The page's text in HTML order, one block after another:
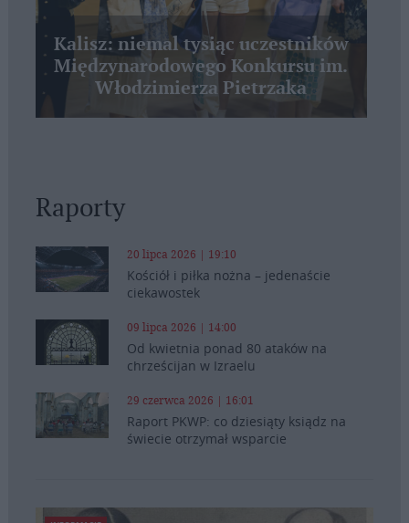
Kalisz: niemal tysiąc uczestników
Międzynarodowego Konkursu im.
Włodzimierza Pietrzaka
Raporty
20 lipca 2026 | 19:10
Kościół i piłka nożna – jedenaście
ciekawostek
09 lipca 2026 | 14:00
Od kwietnia ponad 80 ataków na
chrześcijan w Izraelu
29 czerwca 2026 | 16:01
Raport PKWP: co dziesiąty ksiądz na
świecie otrzymał wsparcie